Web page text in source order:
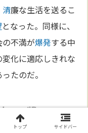
清廉な生活を送るこ
となった。同様に、
の不満が爆発する中
変化に適応しきれな
たのだ。
」の戦い
トップ サイドバー